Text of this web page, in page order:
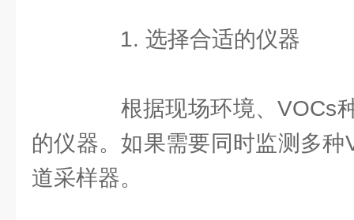
1. 选择合适的仪器
根据现场环境、VOCs
的仪器。如果需要同时监测多
道采样器。